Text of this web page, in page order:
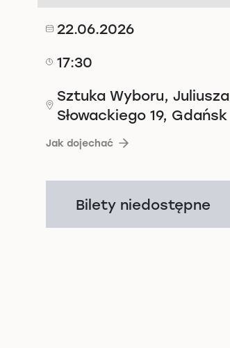
22.06.2026
17:30
Sztuka Wyboru, Juliusza
Słowackiego 19, Gdańsk
Jak dojechać
Bilety niedostępne